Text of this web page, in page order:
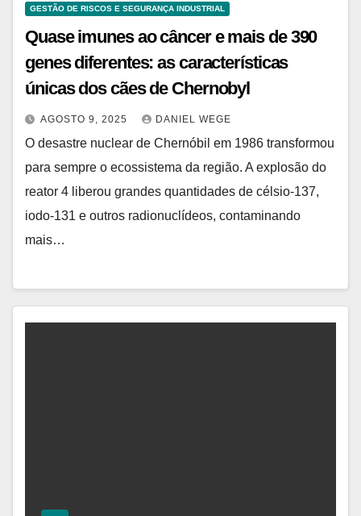
GESTÃO DE RISCOS E SEGURANÇA INDUSTRIAL
Quase imunes ao câncer e mais de 390
genes diferentes: as características
únicas dos cães de Chernobyl
AGOSTO 9, 2025 DANIEL WEGE
O desastre nuclear de Chernóbil em 1986 transformou
para sempre o ecossistema da região. A explosão do
reator 4 liberou grandes quantidades de célsio-137,
iodo-131 e outros radionuclídeos, contaminando
mais…